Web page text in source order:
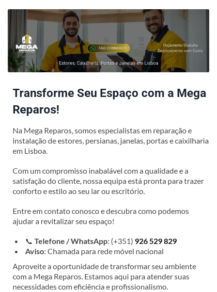
Transforme Seu Espaço com a Mega
Reparos!
Na Mega Reparos, somos especialistas em reparação e
instalação de estores, persianas, janelas, portas e caixilharia
em Lisboa.
Com um compromisso inabalável com a qualidade e a
satisfação do cliente, nossa equipa está pronta para trazer
conforto e estilo ao seu lar ou escritório.
Entre em contato conosco e descubra como podemos
ajudar a revitalizar seu espaço!
📞Telefone / WhatsApp: (+351) 926 529 829
Aviso: Chamada para rede móvel nacional
Aproveite a oportunidade de transformar seu ambiente
com a Mega Reparos. Estamos aqui para atender suas
necessidades com eficiência e profissionalismo.